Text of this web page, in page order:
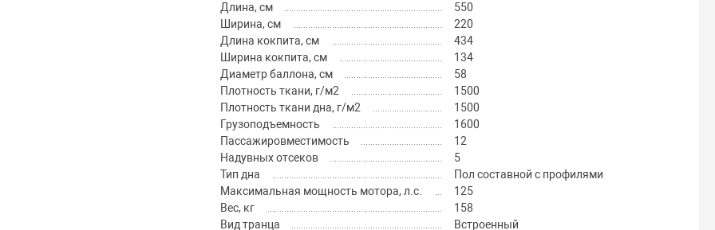
Длина, см
550
Ширина, см
220
Длина кокпита, см
434
Ширина кокпита, см
134
Диаметр баллона, см
58
Плотность ткани, г/м2
1500
Плотность ткани дна, г/м2
1500
Грузоподъемность
1600
Пассажировместимость
12
Надувных отсеков
5
Тип дна
Пол составной с профилями
Максимальная мощность мотора, л.с.
125
Вес, кг
158
Вид транца
Встроенный